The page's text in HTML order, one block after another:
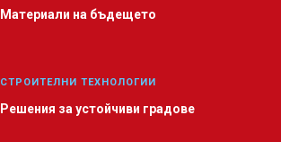
Материали на бъдещето
СТРОИТЕЛНИ ТЕХНОЛОГИИ
Решения за устойчиви градове